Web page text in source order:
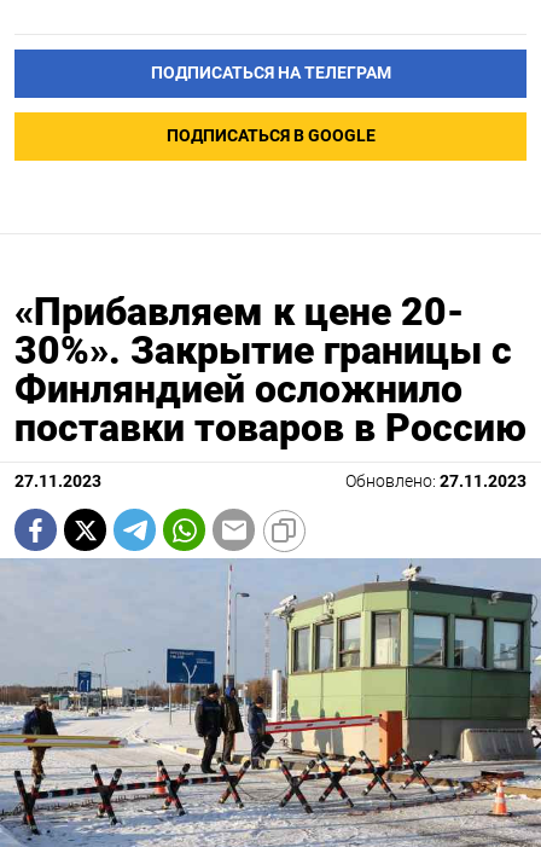
ПОДПИСАТЬСЯ НА ТЕЛЕГРАМ
ПОДПИСАТЬСЯ В GOOGLE
«Прибавляем к цене 20-
30%». Закрытие границы с
Финляндией осложнило
поставки товаров в Россию
27.11.2023 Обновлено: 27.11.2023